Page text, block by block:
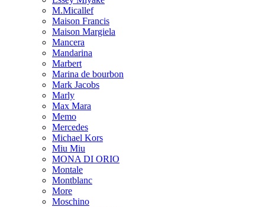
M.Micallef
Maison Francis
Maison Margiela
Mancera
Mandarina
Marbert
Marina de bourbon
Mark Jacobs
Marly
Max Mara
Memo
Mercedes
Michael Kors
Miu Miu
MONA DI ORIO
Montale
Montblanc
More
Moschino